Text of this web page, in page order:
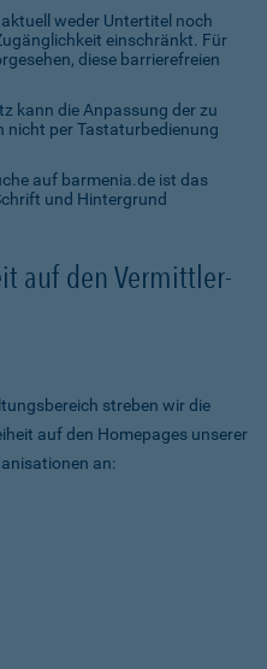
weder Untertitel noch
einschränkt. Für
diese barrierefreien
kann die Anpassung der zu
nicht per Tastaturbedienung
auf barmenia.de ist das
und Hintergrund
auf den Vermittler-
streben wir die
auf den Homepages unserer
an: